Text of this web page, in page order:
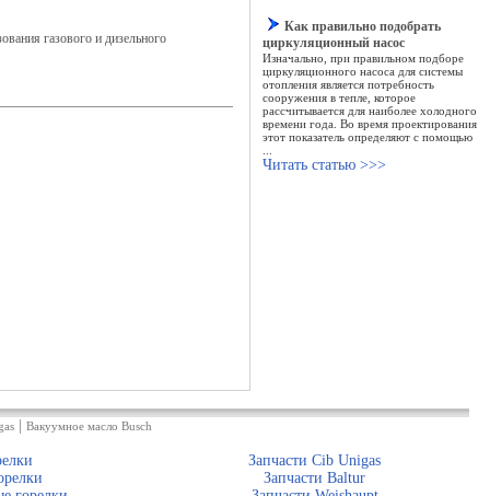
газового и дизельного
Как правильно подобрать
циркуляционный насос
Изначально, при правильном подборе
циркуляционного насоса для системы
отопления является потребность
сооружения в тепле, которое
рассчитывается для наиболее холодного
времени года. Во время проектирования
этот показатель определяют с помощью
Читать статью >>>
Вакуумное масло Busch
Запчасти Cib Unigas
Запчасти Baltur